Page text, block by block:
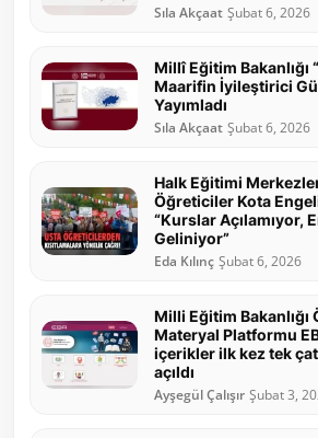
Sıla Akçaat Şubat 6, 2026
Millî Eğitim Bakanlığı
Maarifin İyileştirici
Yayımladı
Sıla Akçaat Şubat 6, 2026
Halk Eğitimi
Öğreticiler Kota
“Kurslar Açılamıyor,
Geliniyor”
Eda Kılınç Şubat 6, 2026
Milli Eğitim Bakanlığı
Materyal Platformu
içerikler ilk kez tek
açıldı
Ayşegül Çalışır Şubat 3,